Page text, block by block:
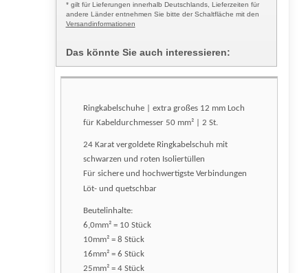
* gilt für Lieferungen innerhalb Deutschlands, Lieferzeiten für
andere Länder entnehmen Sie bitte der Schaltfläche mit den
Versandinformationen
Das könnte Sie auch interessieren:
Ringkabelschuhe | extra großes 12 mm Loch
für Kabeldurchmesser 50 mm² | 2 St.
24 Karat vergoldete Ringkabelschuh mit
schwarzen und roten Isoliertüllen
Für sichere und hochwertigste Verbindungen
Löt- und quetschbar
Beutelinhalte:
6,0mm² = 10 Stück
10mm² = 8 Stück
16mm² = 6 Stück
25mm² = 4 Stück